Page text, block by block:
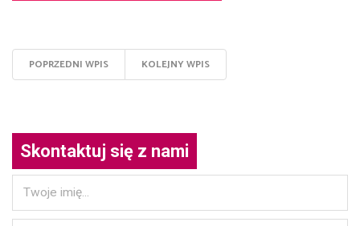
POPRZEDNI WPIS KOLEJNY WPIS
Skontaktuj się z nami